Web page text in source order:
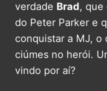
verdade Brad, que
do Peter Parker e
conquistar a MJ, o
ciúmes no herói.
vindo por aí?